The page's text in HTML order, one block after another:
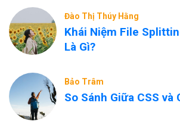
Đào Thị Thúy Hằng
Khái Niệm File
Là Gì?
Bảo Trâm
So Sánh Giữa CSS và